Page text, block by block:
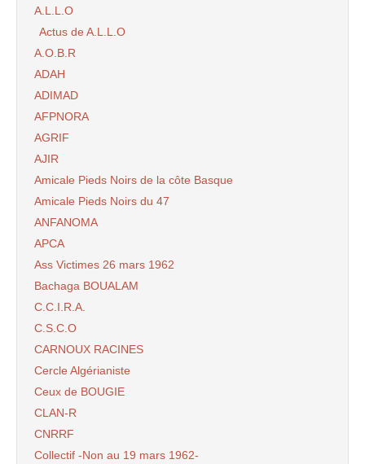
A.L.L.O
Actus de A.L.L.O
A.O.B.R
ADAH
ADIMAD
AFPNORA
AGRIF
AJIR
Amicale Pieds Noirs de la côte Basque
Amicale Pieds Noirs du 47
ANFANOMA
APCA
Ass Victimes 26 mars 1962
Bachaga BOUALAM
C.C.I.R.A.
C.S.C.O
CARNOUX RACINES
Cercle Algérianiste
Ceux de BOUGIE
CLAN-R
CNRRF
Collectif -Non au 19 mars 1962-